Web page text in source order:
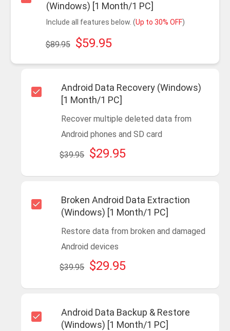
(Windows) [1 Month/1 PC]
Include all features below. (Up to 30% OFF)
$59.95
$89.95
Android Data Recovery (Windows)
[1 Month/1 PC]
Recover multiple deleted data from
Android phones and SD card
$29.95
$39.95
Broken Android Data Extraction
(Windows) [1 Month/1 PC]
Restore data from broken and damaged
Android devices
$29.95
$39.95
Android Data Backup & Restore
(Windows) [1 Month/1 PC]